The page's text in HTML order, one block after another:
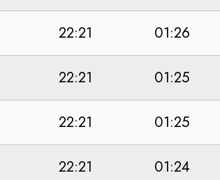
22:21 01:26
22:21 01:25
22:21 01:25
22:21 01:24